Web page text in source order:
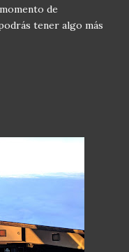
de
tener algo más